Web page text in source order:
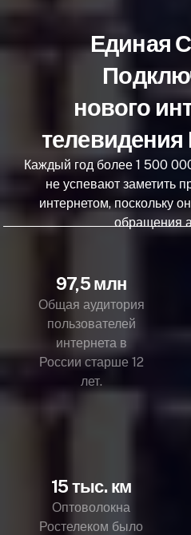
Единая
нового
телевидения
Каждый год более 1 500
не успевают заметить
интернетом, поскольку
обращения
97,5 млн
Общая аудитория
пользователей
интернета в
России старше 12
лет.
15 тыс. км
Оптоволокна
Ростелеком было